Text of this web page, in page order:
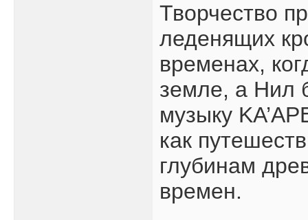
Творчество
леденящих
временах,
земле, а Нил
музыку
как
глубинам
времен.